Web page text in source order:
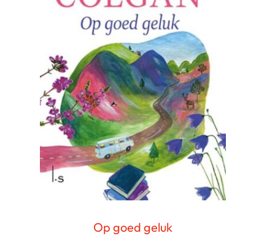
Op goed geluk